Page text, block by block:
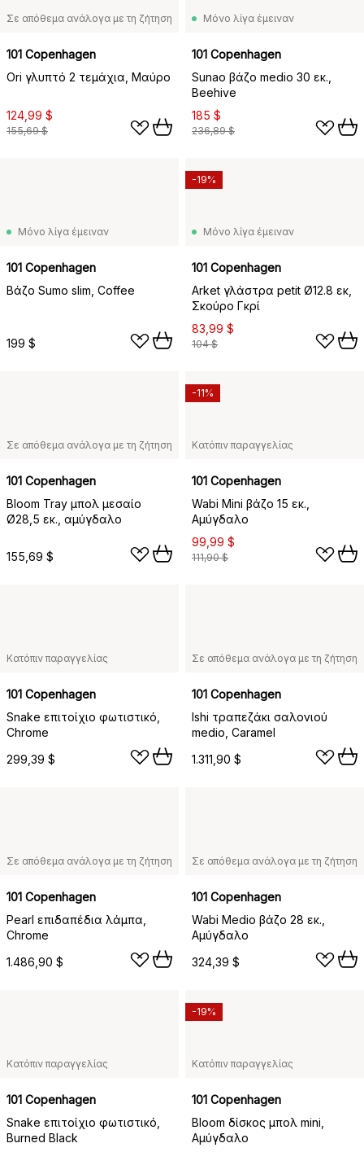
Σε απόθεμα ανάλογα με τη ζήτηση
101 Copenhagen
Ori γλυπτό 2 τεμάχια, Μαύρο
124,99 $
155,69 $
Μόνο λίγα έμειναν
101 Copenhagen
Sunao βάζο medio 30 εκ.,
Beehive
185 $
236,89 $
Μόνο λίγα έμειναν
101 Copenhagen
Βάζο Sumo slim, Coffee
199 $
Μόνο λίγα έμειναν
101 Copenhagen
Arket γλάστρα petit Ø12.8 εκ,
Σκούρο Γκρί
83,99 $
104 $
-19%
Σε απόθεμα ανάλογα με τη ζήτηση
101 Copenhagen
Bloom Tray μπολ μεσαίο
Ø28,5 εκ., αμύγδαλο
155,69 $
Κατόπιν παραγγελίας
101 Copenhagen
Wabi Mini βάζο 15 εκ.,
Αμύγδαλο
99,99 $
111,90 $
-11%
Κατόπιν παραγγελίας
101 Copenhagen
Snake επιτοίχιο φωτιστικό,
Chrome
299,39 $
Σε απόθεμα ανάλογα με τη ζήτηση
101 Copenhagen
Ishi τραπεζάκι σαλονιού
medio, Caramel
1.311,90 $
Σε απόθεμα ανάλογα με τη ζήτηση
101 Copenhagen
Pearl επιδαπέδια λάμπα,
Chrome
1.486,90 $
Σε απόθεμα ανάλογα με τη ζήτηση
101 Copenhagen
Wabi Medio βάζο 28 εκ.,
Αμύγδαλο
324,39 $
Κατόπιν παραγγελίας
101 Copenhagen
Snake επιτοίχιο φωτιστικό,
Burned Black
Κατόπιν παραγγελίας
101 Copenhagen
Bloom δίσκος μπολ mini,
Αμύγδαλο
-19%